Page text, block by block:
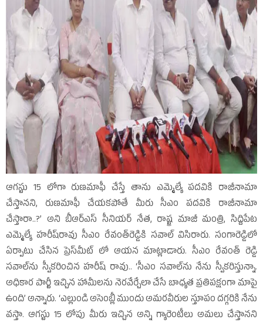
ఆగస్టు 15 లోగా రుణమాఫీ చేస్తే తాను ఎమ్మెల్యే పదవికి రాజీనామా
చేస్తానని, రుణమాఫీ చేయకపోతే మీరు సీఎం పదవికి రాజీనామా
చేస్తారా..?’ అని బీఆర్‌ఎస్‌ సీనియర్‌ నేత, రాష్ట్ర మాజీ మంత్రి, సిద్దిపేట
ఎమ్మెల్యే హరీష్‌రావు సీఎం రేవంత్‌రెడ్డికి సవాల్‌ విసిరారు. సంగారెడ్డిలో
ఏర్పాటు చేసిన ప్రెస్‌మీట్‌ లో ఆయన మాట్లాడారు. సీఎం రేవంత్‌ రెడ్డి
సవాల్‌ను స్వీకరించిన హరీష్‌ రావు.. ‘సీఎం సవాల్‌ను నేను స్వీకరిస్తున్నా.
అధికార పార్టీ ఇచ్చిన హామీలను నెరవేర్చేలా చేసే బాధ్యత ప్రతిపక్షంగా మాపై
ఉంది’ అన్నారు. ‘ఎల్లుండి అసెంబ్లీ ముందు అమరవీరుల స్తూపం దగ్గరికి నేను
వస్తా. ఆగస్టు 15 లోపు మీరు ఇచ్చిన అన్ని గ్యారెంటీలు అమలు చేస్తానని